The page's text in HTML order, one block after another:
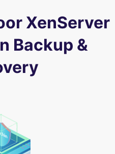
XenServer
Backup &